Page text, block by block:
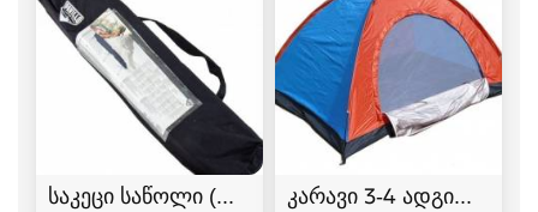
საკეცი საწოლი (ლეჟანკა) გასაშლელი საწოლი
კარავი 3-4 ადგილიანი